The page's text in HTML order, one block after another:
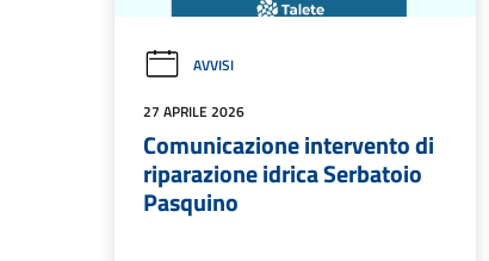
AVVISI
27 APRILE 2026
Comunicazione intervento di
riparazione idrica Serbatoio
Pasquino